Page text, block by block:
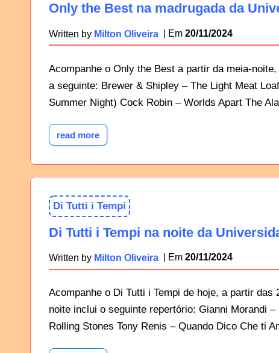
Only the Best na madrugada da
Written by Milton Oliveira 20/11/2024
Acompanhe o Only the Best a partir da meia-
a seguinte: Brewer & Shipley – The Light Meat
Summer Night) Cock Robin – Worlds Apart The
read more
Di Tutti i Tempi
Di Tutti i Tempi na noite da
Written by Milton Oliveira 20/11/2024
Acompanhe o Di Tutti i Tempi de hoje, a partir
noite inclui o seguinte repertório: Gianni Morandi
Rolling Stones Tony Renis – Quando Dico Che ti